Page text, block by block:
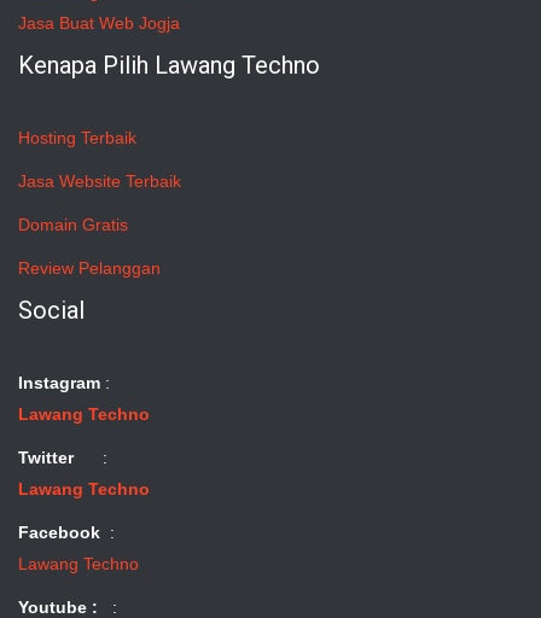
Jasa Buat Web Jogja
Kenapa Pilih Lawang Techno
Hosting Terbaik
Jasa Website Terbaik
Domain Gratis
Review Pelanggan
Social
Instagram :
Lawang Techno
Twitter:
Lawang Techno
Facebook :
Lawang Techno
Youtube :
: